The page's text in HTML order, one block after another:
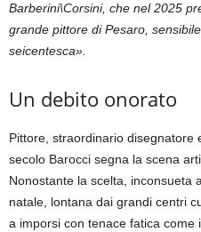
Barberini\Corsini, che nel 2025
grande pittore di Pesaro,
seicentesca».
Un debito onorato
Pittore, straordinario disegnatore
secolo Barocci segna la scena
Nonostante la scelta, inconsueta
natale, lontana dai grandi centri
a imporsi con tenace fatica